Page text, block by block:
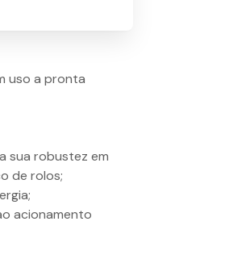
uso a pronta
sua robustez em
de rolos;
acionamento